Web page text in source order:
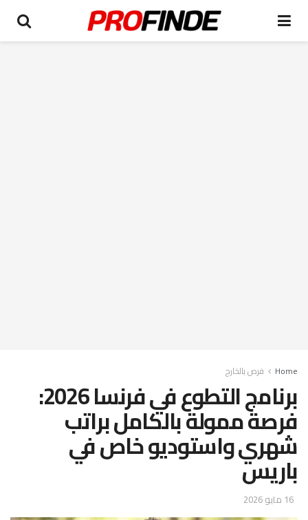
Home فرص بالخارج
برنامج التطوع في فرنسا 2026:
فرصة ممولة بالكامل براتب
شهري واستوديو خاص في
باريس
16 مايو 2026